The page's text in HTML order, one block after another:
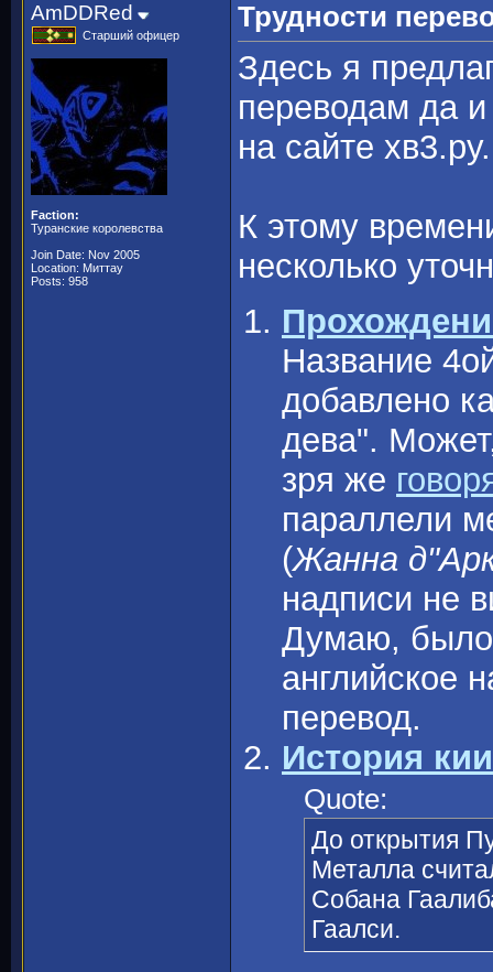
AmDDRed
Старший офицер
Faction:
Туранские королевства
Join Date: Nov 2005
Location: Миттау
Posts: 958
Трудности
Здесь я
переводам да
на сайте хв3.ру.
К этому
несколько
Название
добавлено
дева".
зря же
параллели
(Жанна
надписи не
Думаю, было
английское
перевод.
История
Quote:
До открытия
Металла
Собана
Гаалси.